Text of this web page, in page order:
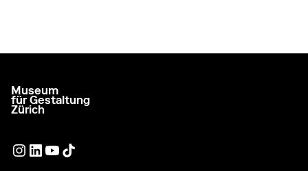
aller à la page d'accueil
Museum
für Gestaltung
Zürich
Lien externe
Lien externe
Lien externe
Lien externe